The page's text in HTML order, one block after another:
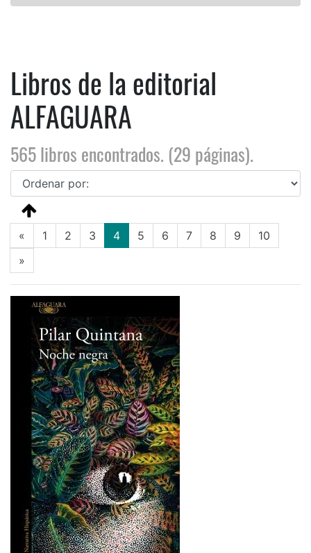
Libros de la editorial
ALFAGUARA
565 libros encontrados. (29 páginas).
« 1 2 3 4(current)
5 6 7 8 9
10
»